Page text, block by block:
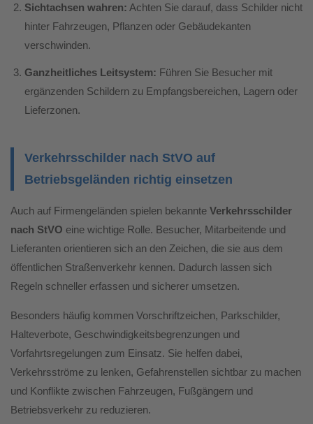
Sichtachsen wahren: Achten Sie darauf, dass Schilder nicht
hinter Fahrzeugen, Pflanzen oder Gebäudekanten
verschwinden.
Ganzheitliches Leitsystem: Führen Sie Besucher mit
ergänzenden Schildern zu Empfangsbereichen, Lagern oder
Lieferzonen.
Verkehrsschilder nach StVO auf
Betriebsgeländen richtig einsetzen
Auch auf Firmengeländen spielen bekannte Verkehrsschilder
nach StVO eine wichtige Rolle. Besucher, Mitarbeitende und
Lieferanten orientieren sich an den Zeichen, die sie aus dem
öffentlichen Straßenverkehr kennen. Dadurch lassen sich
Regeln schneller erfassen und sicherer umsetzen.
Besonders häufig kommen Vorschriftzeichen, Parkschilder,
Halteverbote, Geschwindigkeitsbegrenzungen und
Vorfahrtsregelungen zum Einsatz. Sie helfen dabei,
Verkehrsströme zu lenken, Gefahrenstellen sichtbar zu machen
und Konflikte zwischen Fahrzeugen, Fußgängern und
Betriebsverkehr zu reduzieren.